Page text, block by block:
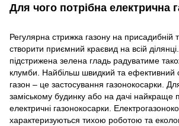
Для чого потрібна електрична
Регулярна стрижка газону на присадибній
створити приємний краєвид на всій
підстрижена зелена гладь радуватиме
клумби. Найбільш швидкий та ефективний
газон – це застосування газонокосарки.
заміському будинку або на дачі найкраще
електричні газонокосарки.
характеризуються тихою роботою та